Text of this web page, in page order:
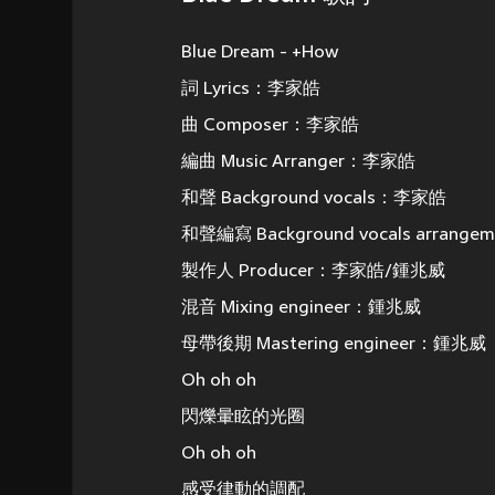
Blue Dream - +How
詞 Lyrics：李家皓
曲 Composer：李家皓
編曲 Music Arranger：李家皓
和聲 Background vocals：李家皓
和聲編寫 Background vocals
製作人 Producer：李家皓/鍾兆威
混音 Mixing engineer：鍾兆威
母帶後期 Mastering engineer：鍾兆威
Oh oh oh
閃爍暈眩的光圈
Oh oh oh
感受律動的調配